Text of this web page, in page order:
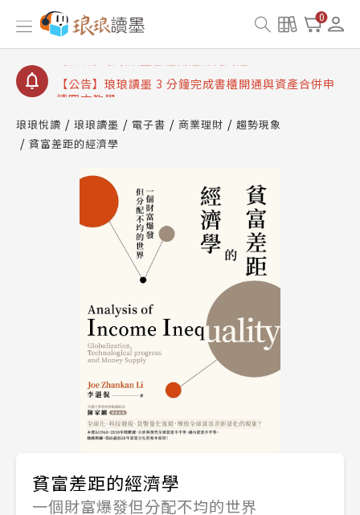
0
【公告】琅琅讀墨數位閱讀資產合併與書櫃開通申請
【公告】琅琅讀墨書櫃開通常見問題
請圖文教學
查詢
【公告】琅琅讀墨數位閱讀資產合併與書櫃開通申請
琅琅悅讀 琅琅讀墨 電子書 商業理財
趨勢現象
貧富差距的經濟學
貧富差距的經濟學
一個財富爆發但分配不均的世界